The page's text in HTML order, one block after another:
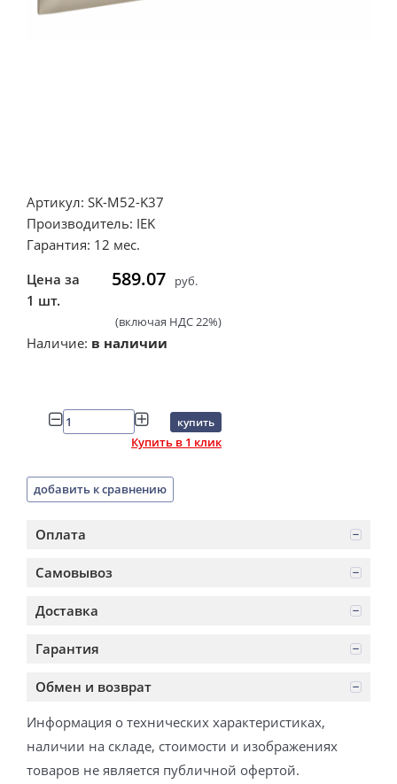
Артикул: SK-M52-K37
Производитель: IEK
Гарантия: 12 мес.
Цена за
1 шт.
589.07 руб.
(включая НДС 22%)
Наличие: в наличии
купить
Купить в 1 клик
добавить к сравнению
Оплата
Самовывоз
Доставка
Гарантия
Обмен и возврат
Информация о технических характеристиках,
наличии на складе, стоимости и изображениях
товаров не является публичной офертой.